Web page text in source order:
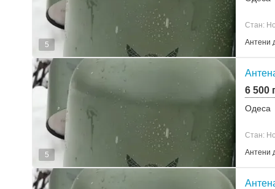
5
Стан:
Антени
5
6 500
Одеса
Стан:
Антени